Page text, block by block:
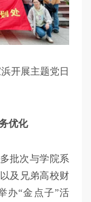
开展主题党日
优化
批次与学院系
及兄弟高校财
办“金点子”活